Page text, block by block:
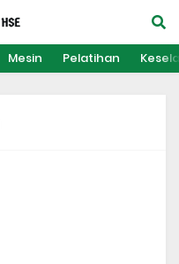
Mesin Pelatihan